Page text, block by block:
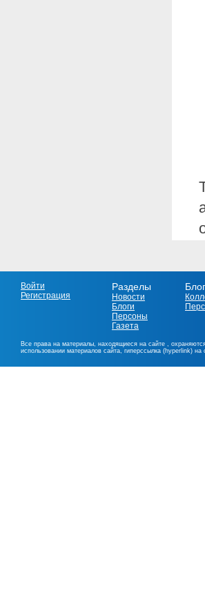
Войти
Регистрация
Разделы
Новости
Блоги
Персоны
Газета
Все права на материалы, находящиеся на сайте ,
использовании материалов сайта, гиперссылка (hyperlink)